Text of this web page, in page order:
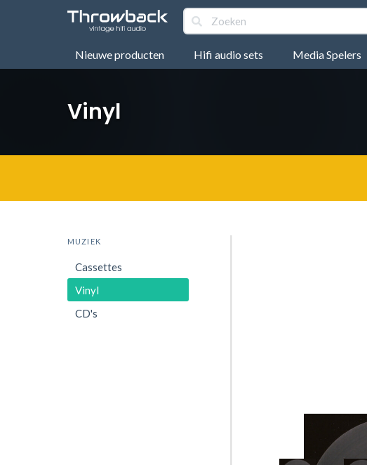
Nieuwe producten Hifi audio sets Media Spelers
Vinyl
MUZIEK
Cassettes
Vinyl
CD's